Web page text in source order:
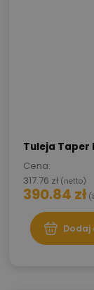
Tuleja Taper
Cena:
317.76 zł (netto)
390.84 zł
Dodaj